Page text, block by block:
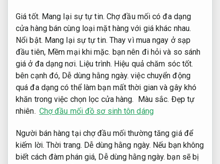
Giá tốt. Mang lại sự tự tin. Chợ đầu mối có đa dạng
cửa hàng bán cùng loại mặt hàng với giá khác nhau.
Nổi bật. Mang lại sự tự tin. Thay vì mua ngay ở sạp
đầu tiên, Mềm mại khi mặc. bạn nên đi hỏi và so sánh
giá ở đa dạng nơi. Liệu trình. Hiệu quả chăm sóc tốt.
bên cạnh đó, Dễ dùng hằng ngày. việc chuyển động
quá đa dạng có thể làm bạn mất thời gian và gây khó
khăn trong việc chọn lọc cửa hàng. Màu sắc. Đẹp tự
nhiên. Chợ đầu mối đồ sơ sinh tôn dáng
Người bán hàng tại chợ đầu mối thường tăng giá để
kiếm lời.Thời trang. Dễ dùng hằng ngày. Nếu bạn không
biết cách đàm phán giá, Dễ dùng hằng ngày. bạn sẽ bị